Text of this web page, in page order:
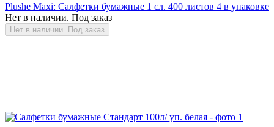
Plushe Maxi: Cалфетки бумажные 1 сл. 400 листов 4 в упаковке
Нет в наличии. Под заказ
Нет в наличии. Под заказ